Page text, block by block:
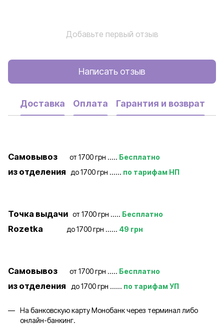
Добавьте первый отзыв
Написать отзыв
Доставка Оплата Гарантия и возврат
Самовывоз от 1700 грн ..... Бесплатно
из отделения до 1700 грн ...... по тарифам НП
Точка выдачи от 1700 грн ..... Бесплатно
Rozetka до 1700 грн ...... 49 грн
Самовывоз от 1700 грн ..... Бесплатно
из отделения до 1700 грн ...... по тарифам УП
На банковскую карту Монобанк через терминал либо
онлайн-банкинг.